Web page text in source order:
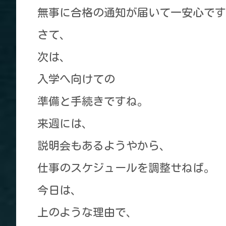
無事に合格の通知が届いて一安心で
さて、
次は、
入学へ向けての
準備と手続きですね。
来週には、
説明会もあるようやから、
仕事のスケジュールを調整せねば。
今日は、
上のような理由で、